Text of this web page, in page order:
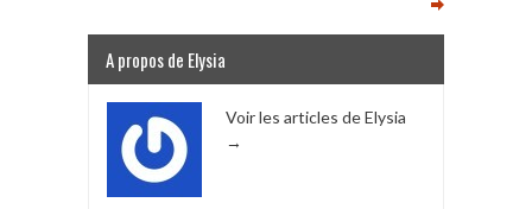
A propos de Elysia
Voir les articles de Elysia
→